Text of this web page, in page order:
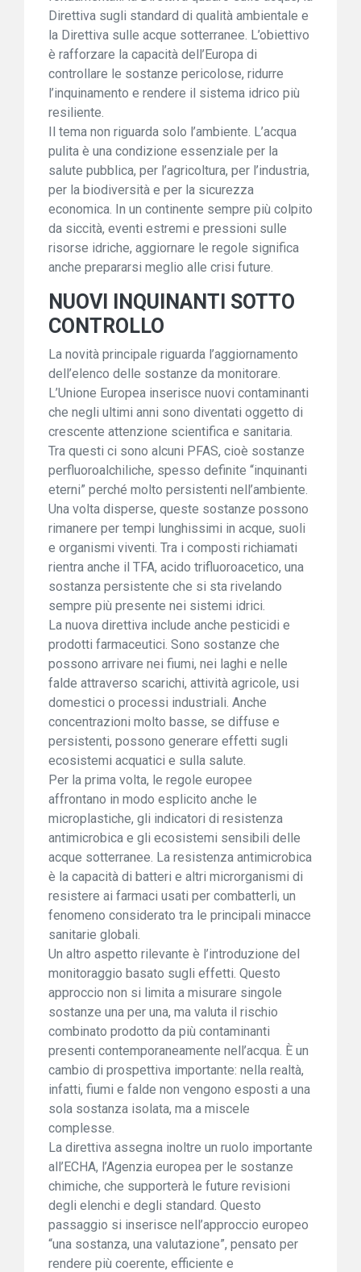
Direttiva sugli standard di qualità ambientale e
la Direttiva sulle acque sotterranee. L’obiettivo
è rafforzare la capacità dell’Europa di
controllare le sostanze pericolose, ridurre
l’inquinamento e rendere il sistema idrico più
resiliente.
Il tema non riguarda solo l’ambiente. L’acqua
pulita è una condizione essenziale per la
salute pubblica, per l’agricoltura, per l’industria,
per la biodiversità e per la sicurezza
economica. In un continente sempre più colpito
da siccità, eventi estremi e pressioni sulle
risorse idriche, aggiornare le regole significa
anche prepararsi meglio alle crisi future.
NUOVI INQUINANTI SOTTO
CONTROLLO
La novità principale riguarda l’aggiornamento
dell’elenco delle sostanze da monitorare.
L’Unione Europea inserisce nuovi contaminanti
che negli ultimi anni sono diventati oggetto di
crescente attenzione scientifica e sanitaria.
Tra questi ci sono alcuni PFAS, cioè sostanze
perfluoroalchiliche, spesso definite “inquinanti
eterni” perché molto persistenti nell’ambiente.
Una volta disperse, queste sostanze possono
rimanere per tempi lunghissimi in acque, suoli
e organismi viventi. Tra i composti richiamati
rientra anche il TFA, acido trifluoroacetico, una
sostanza persistente che si sta rivelando
sempre più presente nei sistemi idrici.
La nuova direttiva include anche pesticidi e
prodotti farmaceutici. Sono sostanze che
possono arrivare nei fiumi, nei laghi e nelle
falde attraverso scarichi, attività agricole, usi
domestici o processi industriali. Anche
concentrazioni molto basse, se diffuse e
persistenti, possono generare effetti sugli
ecosistemi acquatici e sulla salute.
Per la prima volta, le regole europee
affrontano in modo esplicito anche le
microplastiche, gli indicatori di resistenza
antimicrobica e gli ecosistemi sensibili delle
acque sotterranee. La resistenza antimicrobica
è la capacità di batteri e altri microrganismi di
resistere ai farmaci usati per combatterli, un
fenomeno considerato tra le principali minacce
sanitarie globali.
Un altro aspetto rilevante è l’introduzione del
monitoraggio basato sugli effetti. Questo
approccio non si limita a misurare singole
sostanze una per una, ma valuta il rischio
combinato prodotto da più contaminanti
presenti contemporaneamente nell’acqua. È un
cambio di prospettiva importante: nella realtà,
infatti, fiumi e falde non vengono esposti a una
sola sostanza isolata, ma a miscele
complesse.
La direttiva assegna inoltre un ruolo importante
all’ECHA, l’Agenzia europea per le sostanze
chimiche, che supporterà le future revisioni
degli elenchi e degli standard. Questo
passaggio si inserisce nell’approccio europeo
“una sostanza, una valutazione”, pensato per
rendere più coerente, efficiente e